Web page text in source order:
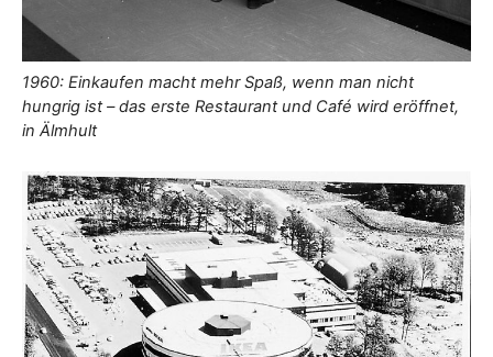
1960: Einkaufen macht mehr Spaß, wenn man nicht
hungrig ist – das erste Restaurant und Café wird eröffnet,
in Älmhult